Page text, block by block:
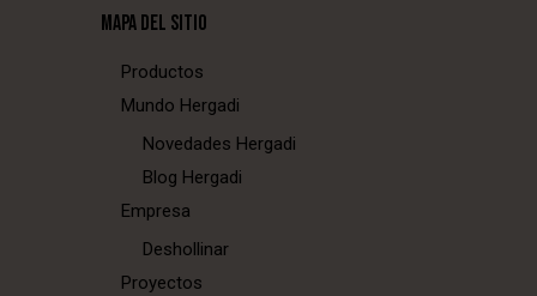
MAPA DEL SITIO
Productos
Mundo Hergadi
Novedades Hergadi
Blog Hergadi
Empresa
Deshollinar
Proyectos